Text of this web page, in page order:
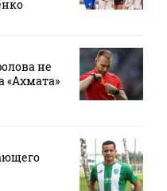
не
«Ахмата»